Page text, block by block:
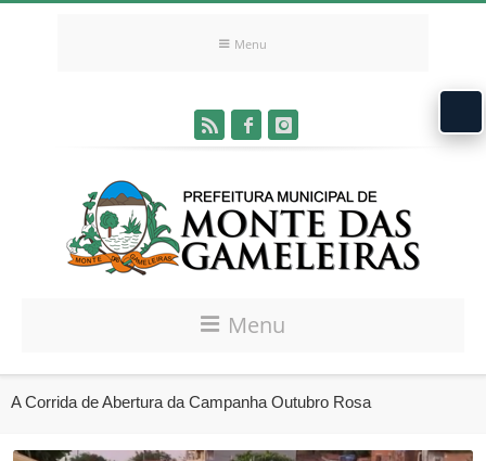
Menu
Menu
A Corrida de Abertura da Campanha Outubro Rosa